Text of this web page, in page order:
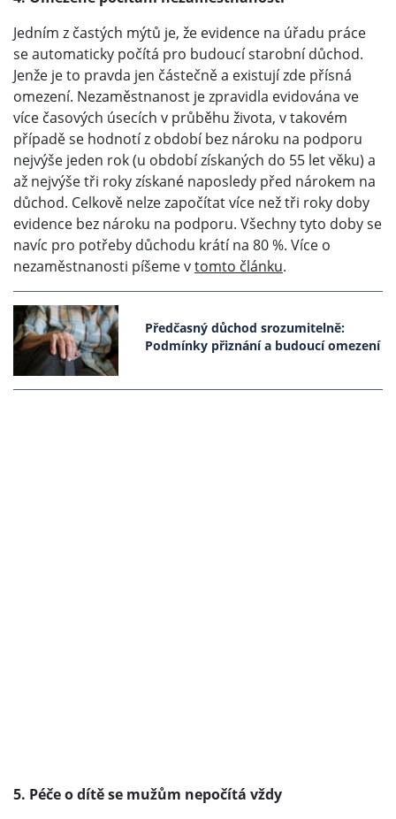
Jedním z častých mýtů je, že evidence na úřadu práce
se automaticky počítá pro budoucí starobní důchod.
Jenže je to pravda jen částečně a existují zde přísná
omezení. Nezaměstnanost je zpravidla evidována ve
více časových úsecích v průběhu života, v takovém
případě se hodnotí z období bez nároku na podporu
nejvýše jeden rok (u období získaných do 55 let věku) a
až nejvýše tři roky získané naposledy před nárokem na
důchod. Celkově nelze započítat více než tři roky doby
evidence bez nároku na podporu. Všechny tyto doby se
navíc pro potřeby důchodu krátí na 80 %. Více o
nezaměstnanosti píšeme vtomto článku.
Předčasný důchod srozumitelně:
Podmínky přiznání a budoucí omezení
5. Péče o dítě se mužům nepočítá vždy